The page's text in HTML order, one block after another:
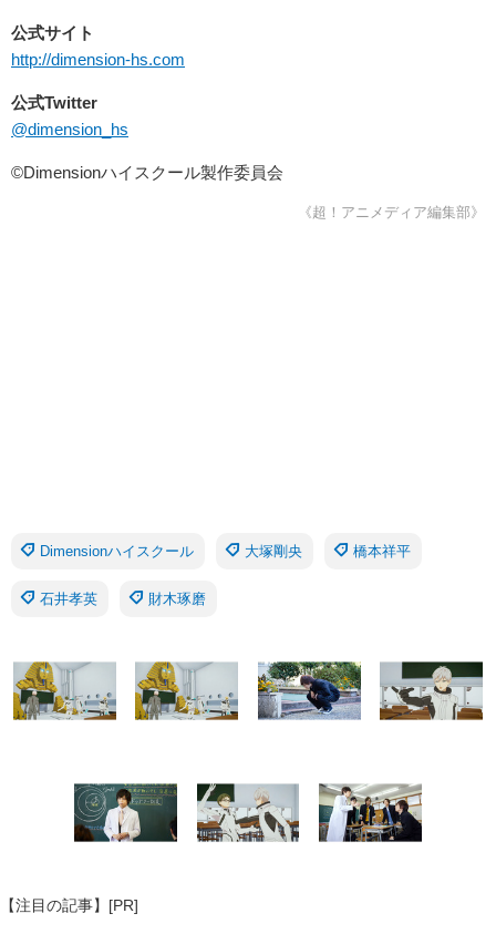
公式サイト
http://dimension-hs.com
公式Twitter
@dimension_hs
©Dimensionハイスクール製作委員会
《超！アニメディア編集部》
Dimensionハイスクール 大塚剛央 橋本祥平
石井孝英 財木琢磨
【注目の記事】[PR]